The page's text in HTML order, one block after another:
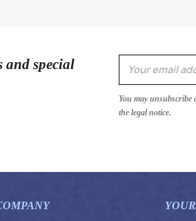
and special
You may
the legal notice.